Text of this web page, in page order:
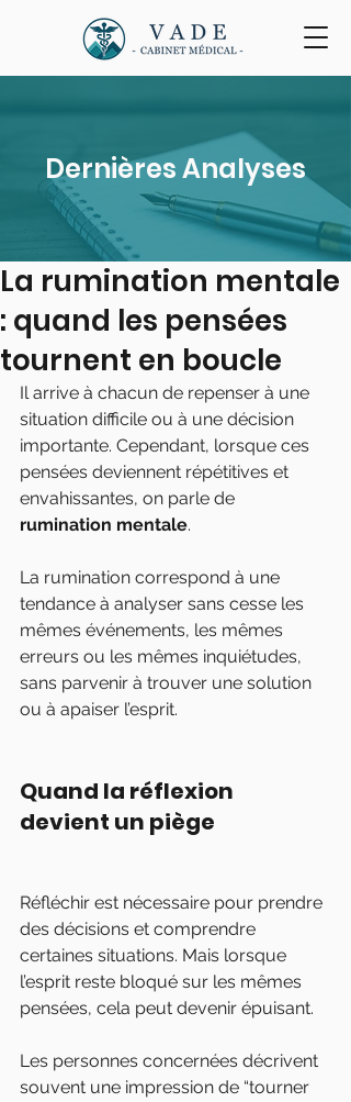
Dernières Analyses
La rumination mentale
: quand les pensées
tournent en boucle
Il arrive à chacun de repenser à une
situation difficile ou à une décision
importante. Cependant, lorsque ces
pensées deviennent répétitives et
envahissantes, on parle de
rumination mentale.
La rumination correspond à une
tendance à analyser sans cesse les
mêmes événements, les mêmes
erreurs ou les mêmes inquiétudes,
sans parvenir à trouver une solution
ou à apaiser l’esprit.
Quand la réflexion
devient un piège
Réfléchir est nécessaire pour prendre
des décisions et comprendre
certaines situations. Mais lorsque
l’esprit reste bloqué sur les mêmes
pensées, cela peut devenir épuisant.
Les personnes concernées décrivent
souvent une impression de “tourner